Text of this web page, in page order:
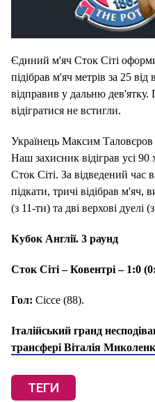
Єдиний м'яч Сток Сіті
підібрав м'яч метрів за 25
відправив у дальню
відігратися не встигли.
Українець Максим Таловєров
Наш захисник відіграв усі
Сток Сіті. За відведений час
підкати, тричі відібрав
(з 11-ти) та дві верхові дуелі
Кубок Англії. 3 раунд
Сток Сіті – Ковентрі – 1:0
Гол: Сіссе (88).
Італійський гранд
трансфері Віталія
ТЕГИ